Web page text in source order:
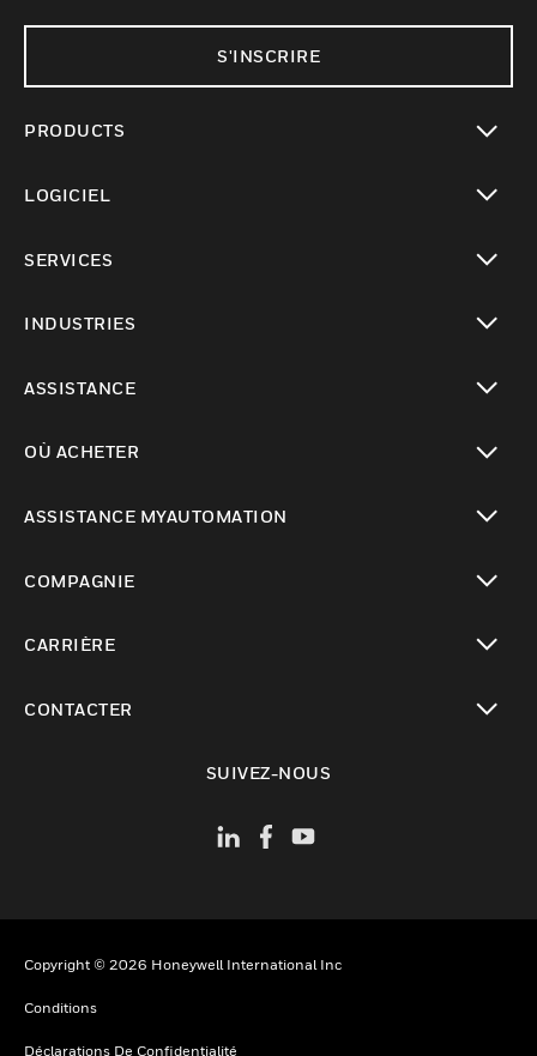
S'INSCRIRE
PRODUCTS
LOGICIEL
SERVICES
INDUSTRIES
ASSISTANCE
OÙ ACHETER
ASSISTANCE MYAUTOMATION
COMPAGNIE
CARRIÈRE
CONTACTER
SUIVEZ-NOUS
Copyright © 2026 Honeywell International Inc
Conditions
Déclarations De Confidentialité